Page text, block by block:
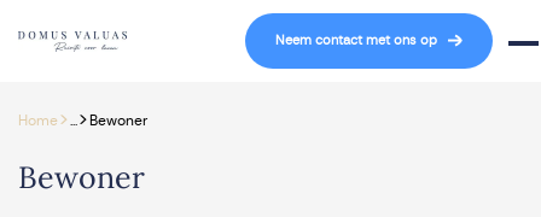
Navigatie overslaan
Neem contact met ons op
Home> > Bewoner
Bewoner